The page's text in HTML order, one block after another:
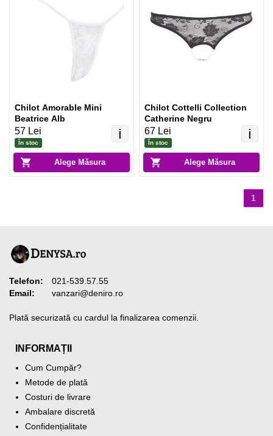
Alege Măsura
ℹ️
Chilot Amorable Mini
Beatrice Alb
57 Lei
În stoc
Alege Măsura
ℹ️
Chilot Cottelli Collection
Catherine Negru
67 Lei
În stoc
1
Telefon:
021-539.57.55
Email:
vanzari@deniro.ro
Plată securizată cu cardul la finalizarea comenzii.
INFORMAȚII
Cum Cumpăr?
Metode de plată
Costuri de livrare
Ambalare discretă
Confidențialitate